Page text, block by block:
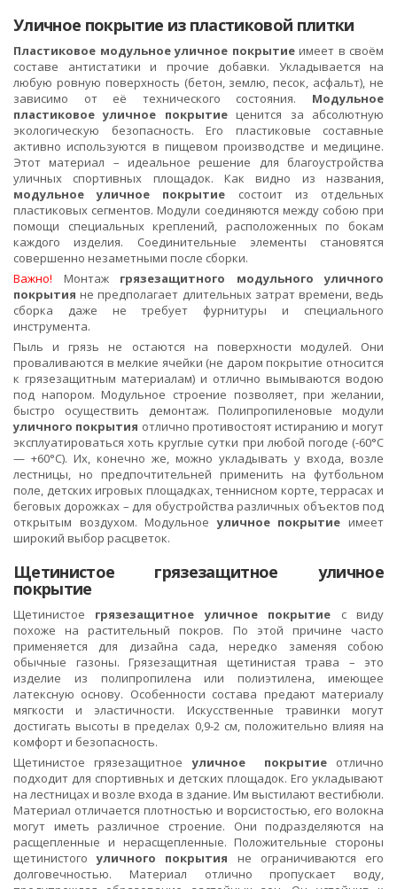
Уличное покрытие из пластиковой плитки
Пластиковое модульное уличное покрытие имеет в своём
составе антистатики и прочие добавки. Укладывается на
любую ровную поверхность (бетон, землю, песок, асфальт), не
зависимо от её технического состояния. Модульное
пластиковое уличное покрытиеценится за абсолютную
экологическую безопасность. Его пластиковые составные
активно используются в пищевом производстве и медицине.
Этот материал – идеальное решение для благоустройства
уличных спортивных площадок. Как видно из названия,
модульное уличное покрытие состоит из отдельных
пластиковых сегментов. Модули соединяются между собою при
помощи специальных креплений, расположенных по бокам
каждого изделия. Соединительные элементы становятся
совершенно незаметными после сборки.
Важно! Монтаж грязезащитного модульного уличного
покрытия не предполагает длительных затрат времени, ведь
сборка даже не требует фурнитуры и специального
инструмента.
Пыль и грязь не остаются на поверхности модулей. Они
проваливаются в мелкие ячейки (не даром покрытие относится
к грязезащитным материалам) и отлично вымываются водою
под напором. Модульное строение позволяет, при желании,
быстро осуществить демонтаж. Полипропиленовые модули
уличного покрытия отлично противостоят истиранию и могут
эксплуатироваться хоть круглые сутки при любой погоде (-60°С
— +60°С). Их, конечно же, можно укладывать у входа, возле
лестницы, но предпочтительней применить на футбольном
поле, детских игровых площадках, теннисном корте, террасах и
беговых дорожках – для обустройства различных объектов под
открытым воздухом. Модульноеуличное покрытие имеет
широкий выбор расцветок.
Щетинистое грязезащитное уличное
покрытие
Щетинистое грязезащитное уличное покрытие с виду
похоже на растительный покров. По этой причине часто
применяется для дизайна сада, нередко заменяя собою
обычные газоны. Грязезащитная щетинистая трава – это
изделие из полипропилена или полиэтилена, имеющее
латексную основу. Особенности состава предают материалу
мягкости и эластичности. Искусственные травинки могут
достигать высоты в пределах 0,9-2 см, положительно влияя на
комфорт и безопасность.
Щетинистое грязезащитноеуличное покрытие отлично
подходит для спортивных и детских площадок. Его укладывают
на лестницах и возле входа в здание. Им выстилают вестибюли.
Материал отличается плотностью и ворсистостью, его волокна
могут иметь различное строение. Они подразделяются на
расщепленные и нерасщепленные. Положительные стороны
щетинистогоуличного покрытия не ограничиваются его
долговечностью. Материал отлично пропускает воду,